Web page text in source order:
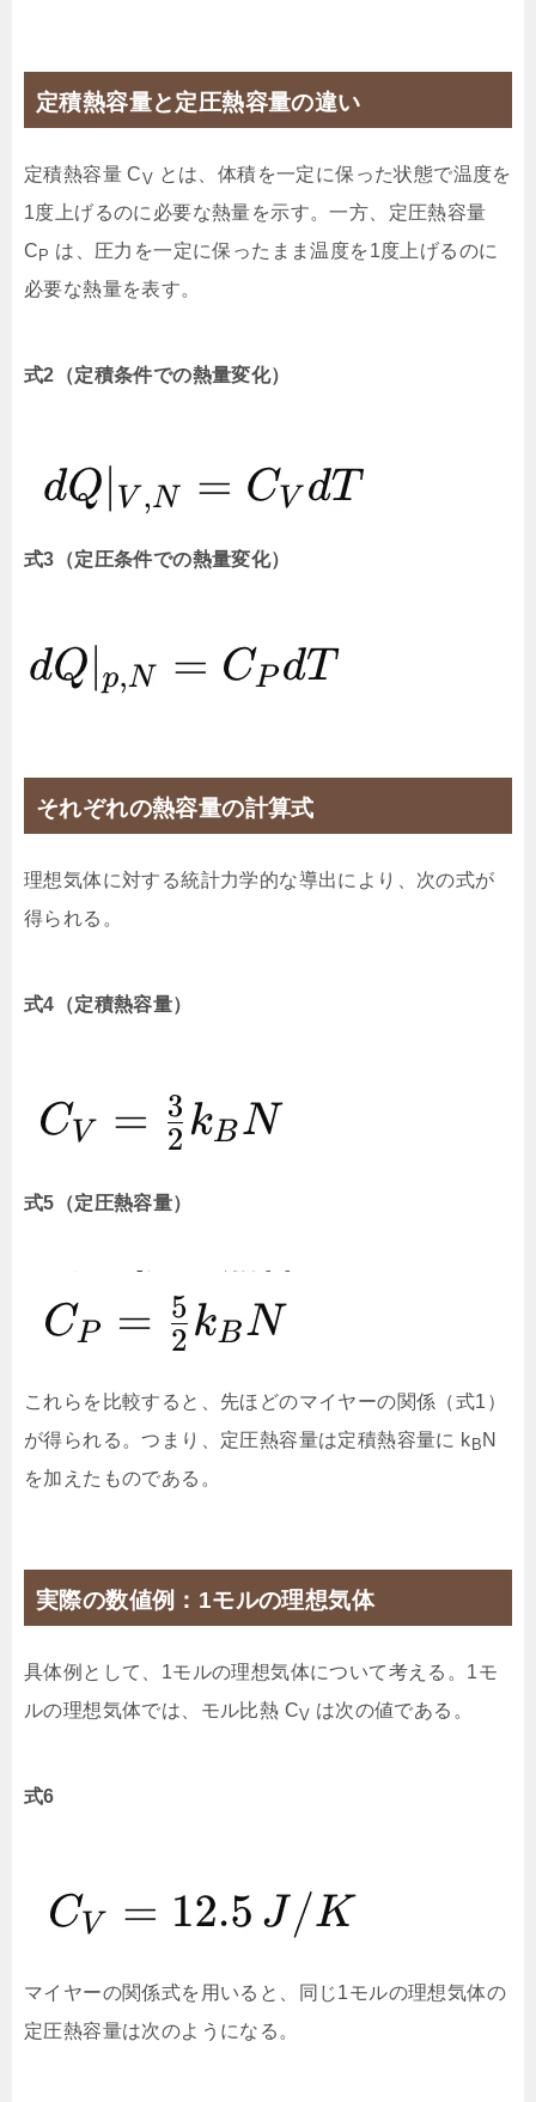
定積熱容量と定圧熱容量の違い
定積熱容量 CV とは、体積を一定に保った状態で温度を
1度上げるのに必要な熱量を示す。一方、定圧熱容量
C P ​ は、圧力を一定に保ったまま温度を1度上げるのに
必要な熱量を表す。
式2（定積条件での熱量変化）
式3（定圧条件での熱量変化）
それぞれの熱容量の計算式
理想気体に対する統計力学的な導出により、次の式が
得られる。
式4（定積熱容量）
式5（定圧熱容量）
これらを比較すると、先ほどのマイヤーの関係（式1）
が得られる。つまり、定圧熱容量は定積熱容量に k B N
を加えたものである。
実際の数値例：1モルの理想気体
具体例として、1モルの理想気体について考える。1モ
ルの理想気体では、モル比熱 CV ​ は次の値である。
式6
マイヤーの関係式を用いると、同じ1モルの理想気体の
定圧熱容量は次のようになる。